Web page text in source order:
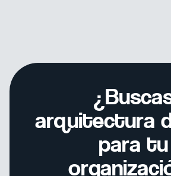
arquitectura
para tu